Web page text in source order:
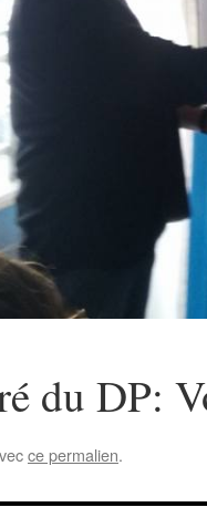
du DP:
ce permalien.